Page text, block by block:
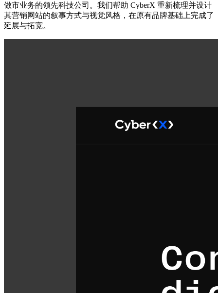
做市业务的领先科技公司。我们帮助 CyberX 重新梳理并设计
其营销网站的叙事方式与视觉风格，在原有品牌基础上完成了
延展与拓宽。